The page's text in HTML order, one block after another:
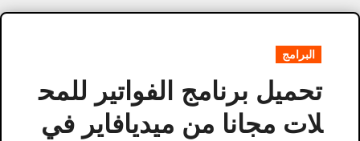
البرامج
تحميل برنامج الفواتير للمح
لات مجانا​ من ميديافاير في